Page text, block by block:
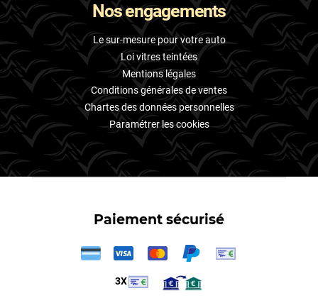
Volkswagen
Volvo
Xpeng
Nos engagements
Le sur-mesure pour votre auto
Loi vitres teintées
Mentions légales
Conditions générales de ventes
Chartes des données personnelles
Paramétrer les cookies
Paiement sécurisé
3X